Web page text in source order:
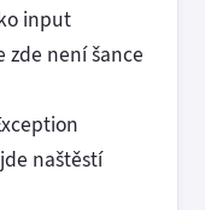
input
není šance
naštěstí